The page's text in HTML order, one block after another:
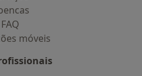
FAQ
móveis